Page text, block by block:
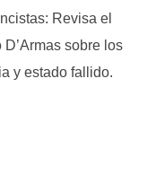
Revisa el
sobre los
y estado fallido.